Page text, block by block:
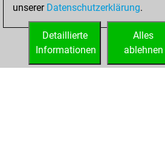
You created
your Fritz account
unserer Datenschutzerklärung.
Alles
ablehnen
Detaillierte
Informationen